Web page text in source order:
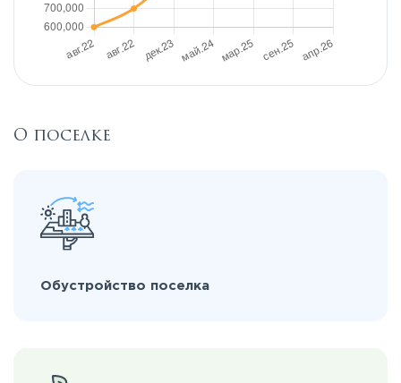
О поселке
Обустройство поселка